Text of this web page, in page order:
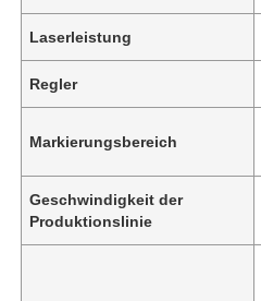
Laserleistung
Regler
Markierungsbereich
Geschwindigkeit der
Produktionslinie